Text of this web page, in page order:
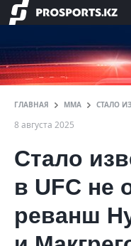
ГЛАВНАЯ ММА СТАЛО
8 августа 2025
Стало
в UFC не
реванш